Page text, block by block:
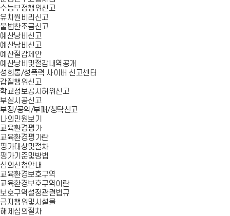
수능부정행위신고
유치원비리신고
불법찬조금신고
예산낭비신고
예산낭비신고
예산절감제안
예산낭비및절감내역공개
성희롱/성폭력 사이버 신고센터
갑질행위신고
학교정보공시허위신고
부실시공신고
부정/공익/부패/청탁신고
나의민원보기
교육환경평가
교육환경평가란
평가대상및절차
평가기준및방법
심의신청안내
교육환경보호구역
교육환경보호구역이란
보호구역설정관련법규
금지행위및시설물
해제심의절차